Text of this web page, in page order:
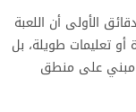
الأولى أن اللعبة
أو تعليمات طويلة، بل
مبني على منطق